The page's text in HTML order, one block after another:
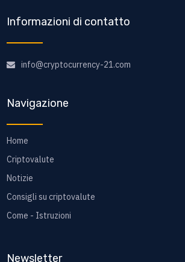
Informazioni di contatto
info@cryptocurrency-21.com
Navigazione
Home
Criptovalute
Notizie
Consigli su criptovalute
Come - Istruzioni
Newsletter